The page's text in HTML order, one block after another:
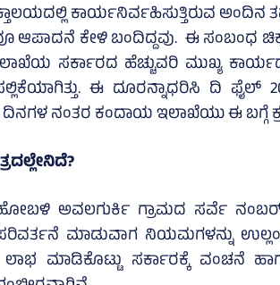
ಕಾರ್ಯನಿರ್ವಹಿಸುತ್ತಿರುವ ಅಂದಿನ
ಆಪಾದನೆ ಕೇಳಿ ಬಂದಿದ್ದವು. ಈ ಸಂಬಂಧ
ಸರ್ಕಾರದ ಹೆಚ್ಚುವರಿ ಮುಖ್ಯ
ಈ ದೂರನ್ನಾಧರಿಸಿ ದಿ ಫೈಲ್‌
ದಿನಗಳ ನಂತರ ಕಂದಾಯ ಇಲಾಖೆಯು ಈ
ಹೋಬಳಿ ಅವಲಗುರ್ಕಿ ಗ್ರಾಮದ ಸರ್ವೆ
ಮಾಡುವಾಗ ನಿಯಮಗಳನ್ನು
ಮಾಡಿಕೊಟ್ಟು ಸರ್ಕಾರಕ್ಕೆ ವಂಚನೆ